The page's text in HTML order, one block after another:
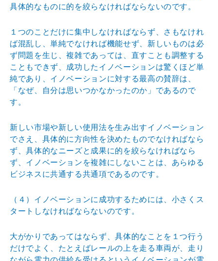
具体的なものに的を絞らなければならないのです。
１つのことだけに集中しなければならず、さもなけれ
ば混乱し、単純でなければ機能せず、新しいものは必
ず問題を生じ、複雑であっては、直すことも調整する
こともできず 、成功したイノベーションは驚くほど単
純であり、イノベーションに対する最高の賛辞は、
「なぜ、自分は思いつかなかったのか」であるので
す。
新しい市場や新しい使用法を生み出すイノベーション
でさ え、具体的に方向性を決めたものでなければなら
ず、具体的なニーズと成果に的を絞らなければなら
ず、イノベーシ ョンを複雑にしないことは、あらゆる
ビジネスに共通する共通項であるのです。
（４）イノベーションに成功するためには、小さくス
ター トしなければならないのです。
大がかりであってはならず、具体的なことを１つ行う
だけでよく、たとえばレールの上を走る車両が、走り